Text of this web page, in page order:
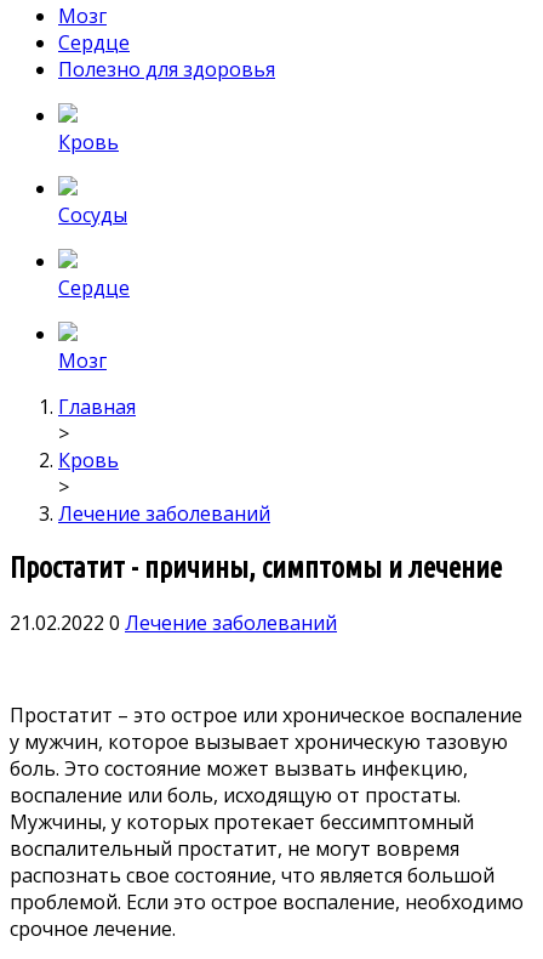
Мозг
Сердце
Полезно для здоровья
Кровь
Сосуды
Сердце
Мозг
Главная
>
Кровь
>
Лечение заболеваний
Простатит - причины, симптомы и лечение
21.02.2022 0 Лечение заболеваний
Простатит – это острое или хроническое воспаление
у мужчин, которое вызывает хроническую тазовую
боль. Это состояние может вызвать инфекцию,
воспаление или боль, исходящую от простаты.
Мужчины, у которых протекает бессимптомный
воспалительный простатит, не могут вовремя
распознать свое состояние, что является большой
проблемой. Если это острое воспаление, необходимо
срочное лечение.